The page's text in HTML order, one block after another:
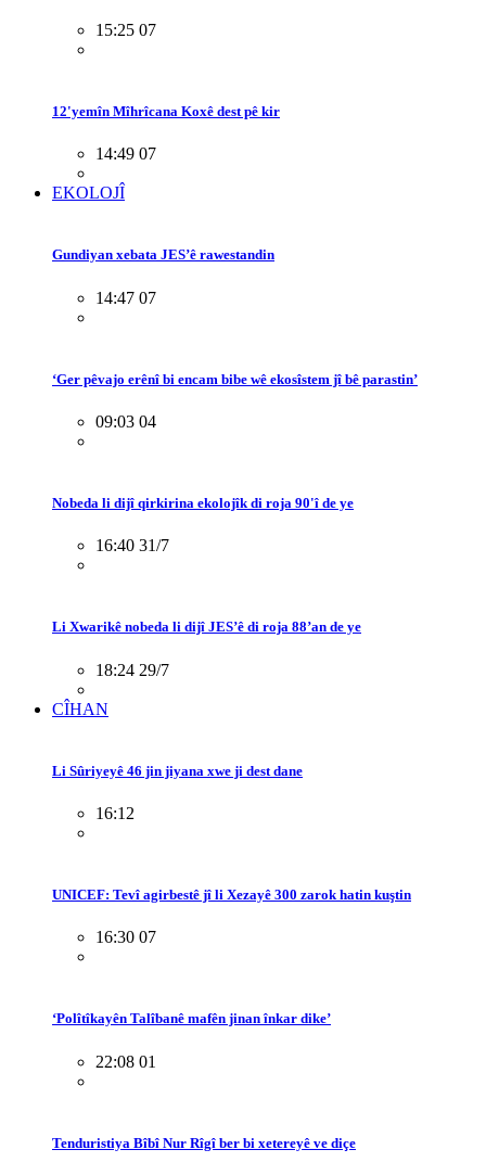
15:25 07
12'yemîn Mîhrîcana Koxê dest pê kir
14:49 07
EKOLOJÎ
Gundiyan xebata JES’ê rawestandin
14:47 07
‘Ger pêvajo erênî bi encam bibe wê ekosîstem jî bê parastin’
09:03 04
Nobeda li dijî qirkirina ekolojîk di roja 90'î de ye
16:40 31/7
Li Xwarikê nobeda li dijî JES’ê di roja 88’an de ye
18:24 29/7
CÎHAN
Li Sûriyeyê 46 jin jiyana xwe ji dest dane
16:12
UNICEF: Tevî agirbestê jî li Xezayê 300 zarok hatin kuştin
16:30 07
‘Polîtîkayên Talîbanê mafên jinan înkar dike’
22:08 01
Tenduristiya Bîbî Nur Rîgî ber bi xetereyê ve diçe